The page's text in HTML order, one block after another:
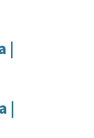
|
|